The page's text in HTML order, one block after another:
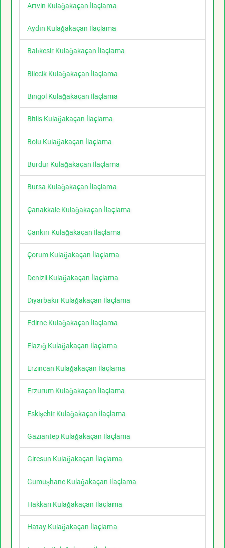
Artvin Kulağakaçan İlaçlama
Aydın Kulağakaçan İlaçlama
Balıkesir Kulağakaçan İlaçlama
Bilecik Kulağakaçan İlaçlama
Bingöl Kulağakaçan İlaçlama
Bitlis Kulağakaçan İlaçlama
Bolu Kulağakaçan İlaçlama
Burdur Kulağakaçan İlaçlama
Bursa Kulağakaçan İlaçlama
Çanakkale Kulağakaçan İlaçlama
Çankırı Kulağakaçan İlaçlama
Çorum Kulağakaçan İlaçlama
Denizli Kulağakaçan İlaçlama
Diyarbakır Kulağakaçan İlaçlama
Edirne Kulağakaçan İlaçlama
Elazığ Kulağakaçan İlaçlama
Erzincan Kulağakaçan İlaçlama
Erzurum Kulağakaçan İlaçlama
Eskişehir Kulağakaçan İlaçlama
Gaziantep Kulağakaçan İlaçlama
Giresun Kulağakaçan İlaçlama
Gümüşhane Kulağakaçan İlaçlama
Hakkari Kulağakaçan İlaçlama
Hatay Kulağakaçan İlaçlama